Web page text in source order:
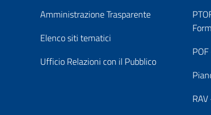
Amministrazione Trasparente
Elenco siti tematici
Ufficio Relazioni con il Pubblico